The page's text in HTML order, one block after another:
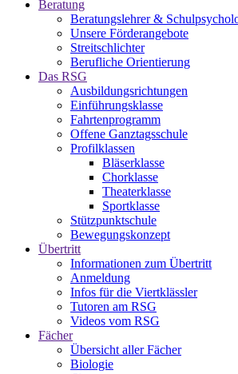
Beratung
Beratungslehrer &
Unsere Förderangebote
Streitschlichter
Berufliche Orientierung
Das RSG
Ausbildungsrichtungen
Einführungsklasse
Fahrtenprogramm
Offene Ganztagsschule
Profilklassen
Bläserklasse
Chorklasse
Theaterklasse
Sportklasse
Stützpunktschule
Bewegungskonzept
Übertritt
Informationen zum Übertritt
Anmeldung
Infos für die Viertklässler
Tutoren am RSG
Videos vom RSG
Fächer
Übersicht aller Fächer
Biologie